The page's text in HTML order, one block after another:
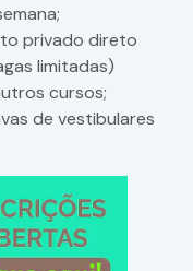
privado direto
limitadas)
cursos;
de vestibulares